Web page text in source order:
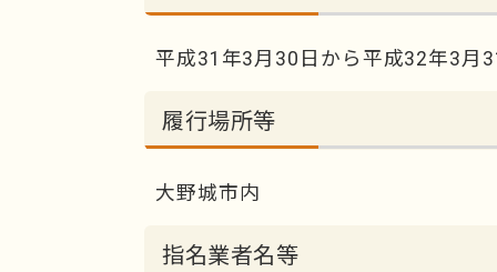
平成31年3月30日から平成32年3月
履行場所等
大野城市内
指名業者名等